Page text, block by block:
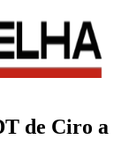
de Ciro a